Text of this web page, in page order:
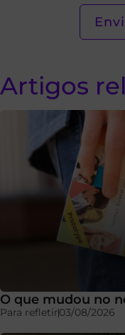
Artigos
O que mudou no
Para refletir03/08/2026